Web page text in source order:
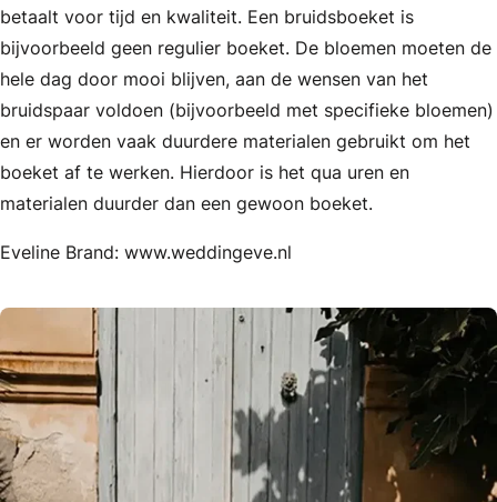
betaalt voor tijd en kwaliteit. Een bruidsboeket is
bijvoorbeeld geen regulier boeket. De bloemen moeten de
hele dag door mooi blijven, aan de wensen van het
bruidspaar voldoen (bijvoorbeeld met specifieke bloemen)
en er worden vaak duurdere materialen gebruikt om het
boeket af te werken. Hierdoor is het qua uren en
materialen duurder dan een gewoon boeket.
Eveline Brand: www.weddingeve.nl